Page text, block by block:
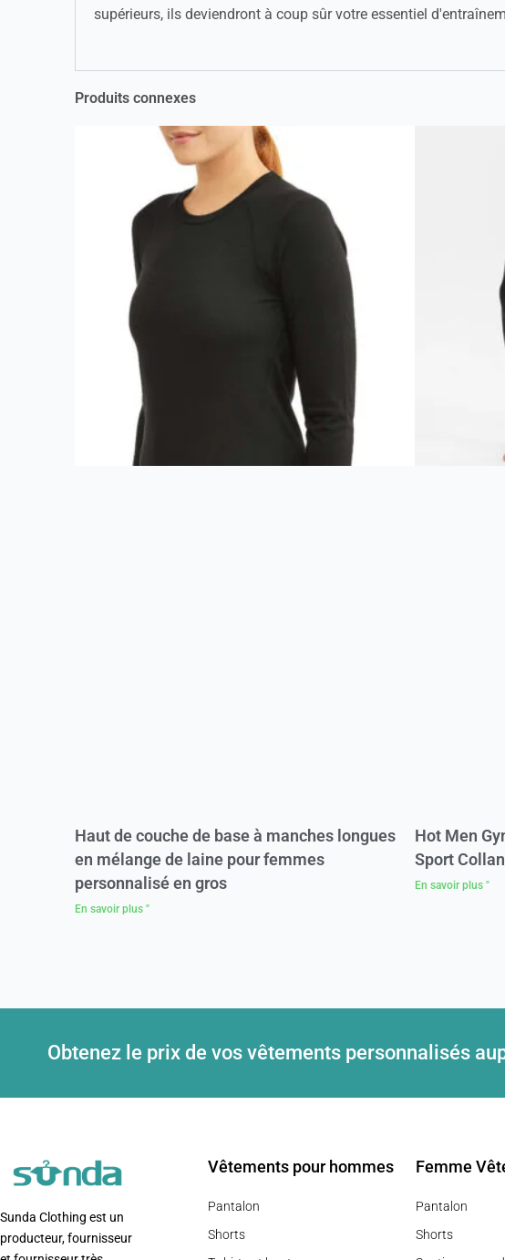
supérieurs, ils deviendront à coup sûr votre essentiel
Produits connexes
Haut de couche de base à manches longues
en mélange de laine pour femmes
personnalisé en gros
En savoir plus "
Hot Men
Sport
En savoir plus "
Obtenez le prix de vos vêtements personnalisés
Sunda Clothing est un
producteur, fournisseur
Vêtements pour hommes
Pantalon
Shorts
Femme
Pantalon
Shorts